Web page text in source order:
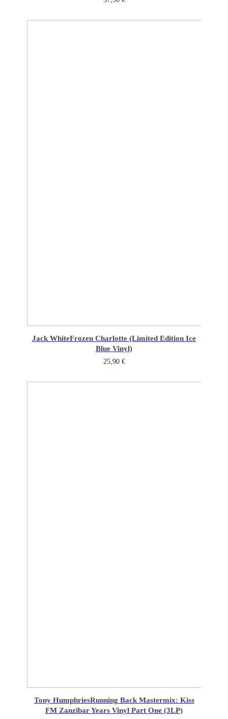
Jack WhiteFrozen Charlotte (Limited Edition Ice
Blue Vinyl)
25,90 €
Tony HumphriesRunning Back Mastermix: Kiss
FM Zanzibar Years Vinyl Part One (3LP)